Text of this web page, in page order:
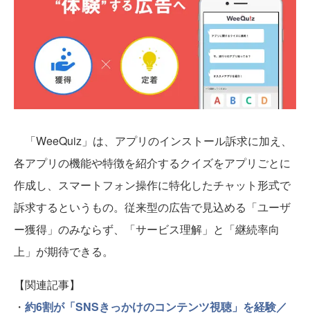
「WeeQuiz」は、アプリのインストール訴求に加え、
各アプリの機能や特徴を紹介するクイズをアプリごとに
作成し、スマートフォン操作に特化したチャット形式で
訴求するというもの。従来型の広告で見込める「ユーザ
ー獲得」のみならず、「サービス理解」と「継続率向
上」が期待できる。
【関連記事】
・ 約6割が「SNSきっかけのコンテンツ視聴」を経験／